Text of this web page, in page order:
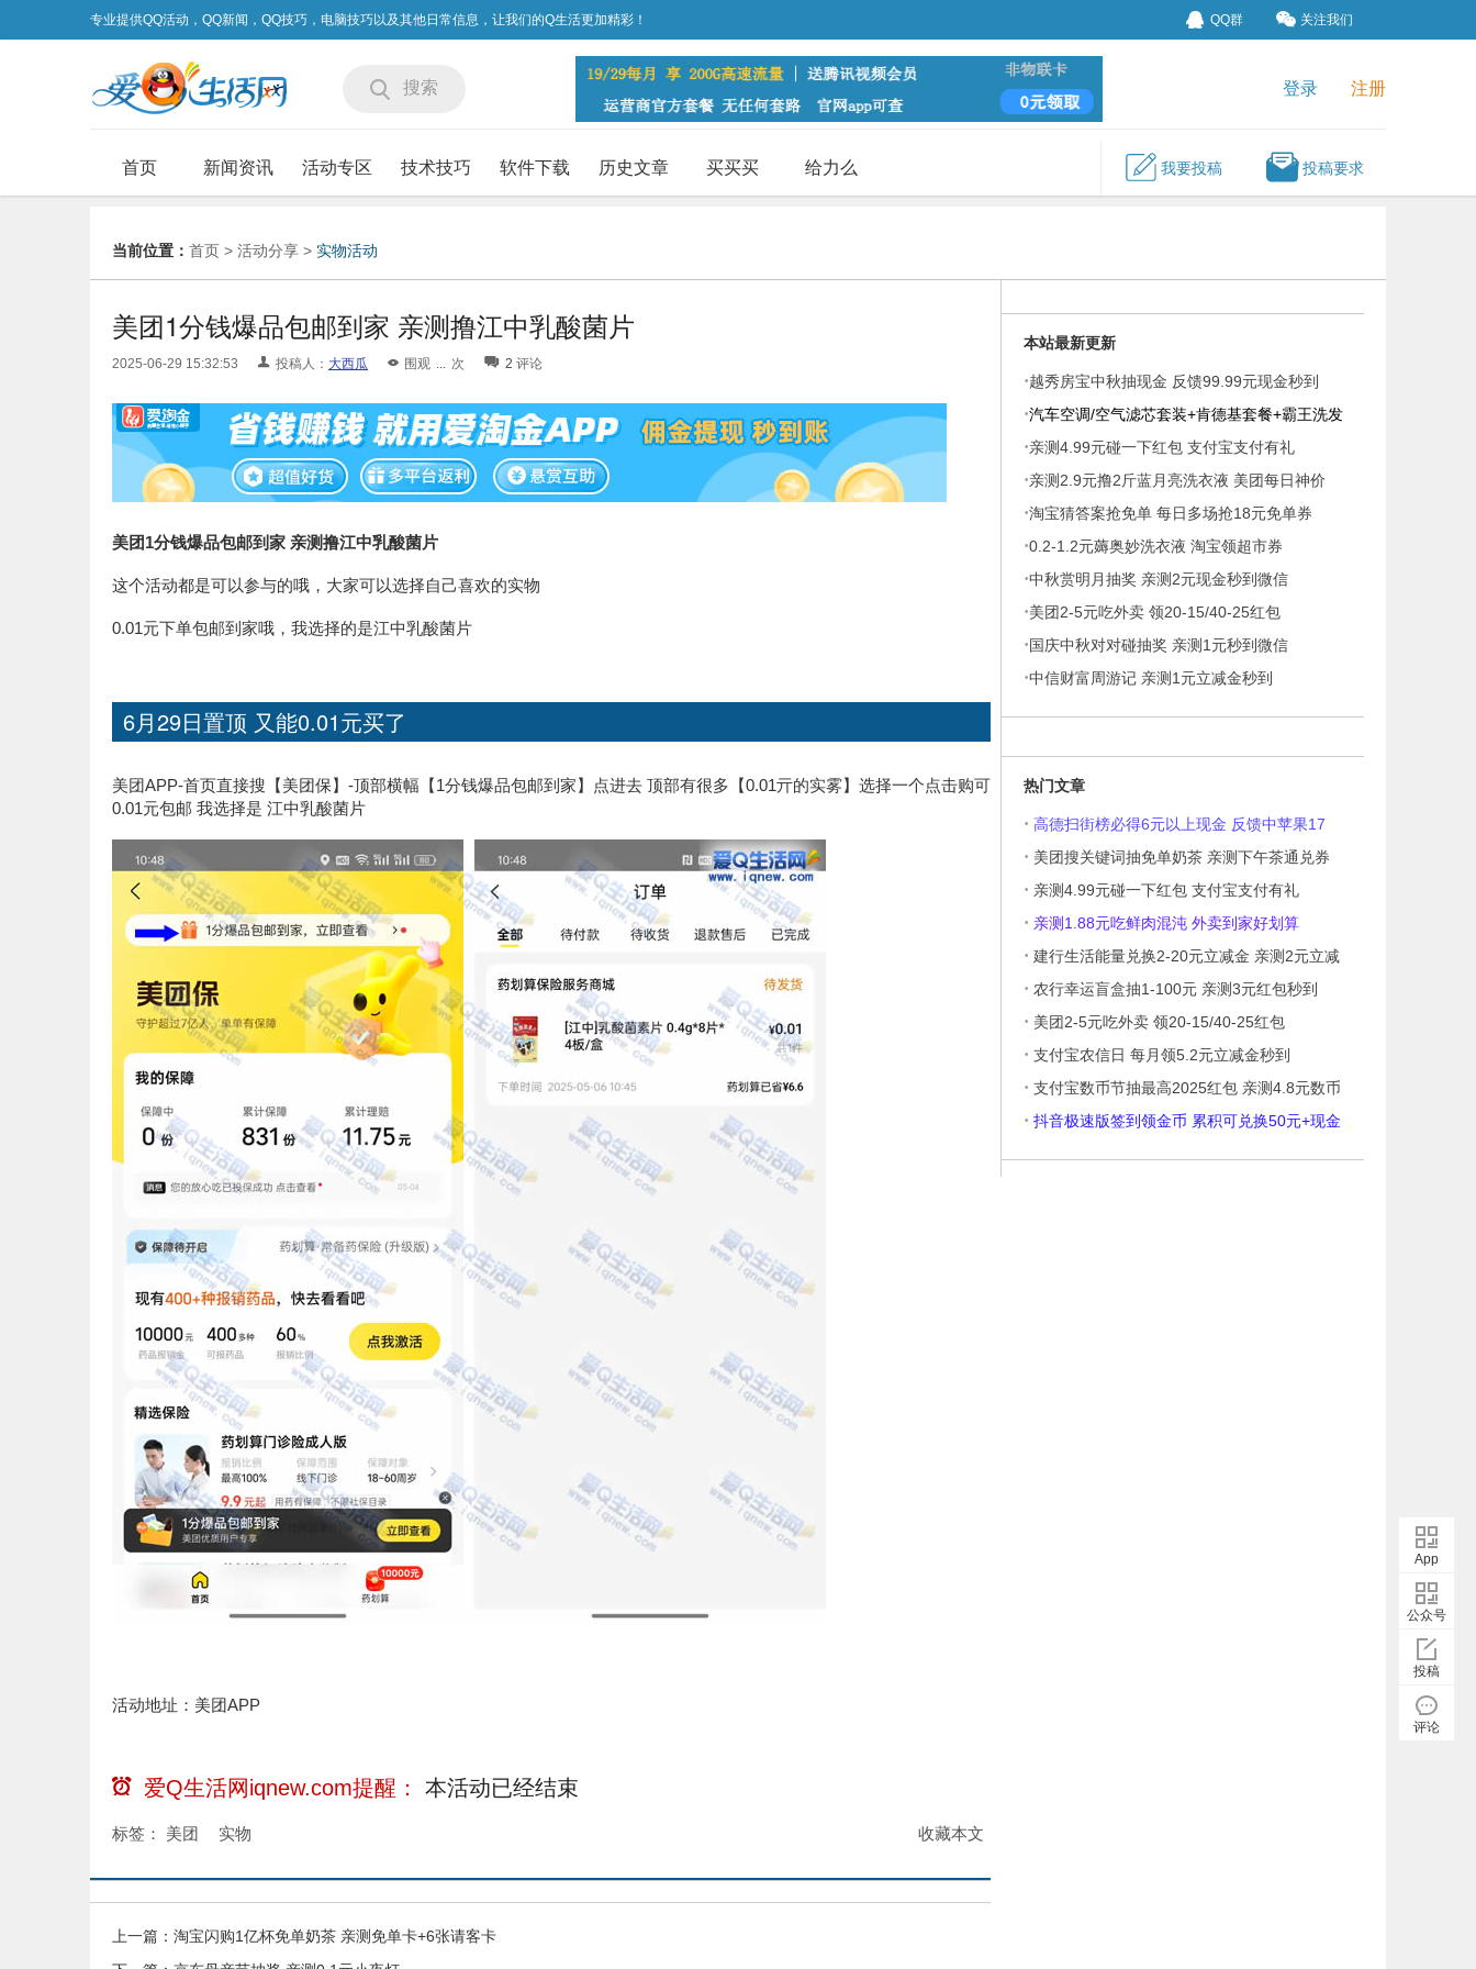
专业提供QQ活动，QQ新闻，QQ技巧，电脑技巧以及其他日常信息，让我们的Q生活更加精彩！ QQ群 关注我们
搜索 登录 注册
首页 新闻资讯 活动专区 技术技巧 软件下载 历史文章 买买买 给力么 我要投稿 投稿要求
当前位置： 首页 > 活动分享 > 实物活动
美团1分钱爆品包邮到家 亲测撸江中乳酸菌片
2025-06-29 15:32:53 投稿人： 大西瓜 围观 ... 次 2 评论
美团1分钱爆品包邮到家 亲测撸江中乳酸菌片
这个活动都是可以参与的哦，大家可以选择自己喜欢的实物
0.01元下单包邮到家哦，我选择的是江中乳酸菌片
6月29日置顶 又能0.01元买了
美团APP-首页直接搜【美团保】-顶部横幅【1分钱爆品包邮到家】点进去 顶部有很多【0.01亓的实雾】选择一个点击购可
0.01元包邮 我选择是 江中乳酸菌片
活动地址：美团APP
爱Q生活网iqnew.com提醒： 本活动已经结束
收藏本文
标签： 美团 实物
上一篇： 淘宝闪购1亿杯免单奶茶 亲测免单卡+6张请客卡
本站最新更新
·越秀房宝中秋抽现金 反馈99.99元现金秒到
·汽车空调/空气滤芯套装+肯德基套餐+霸王洗发
液
·亲测4.99元碰一下红包 支付宝支付有礼
·亲测2.9元撸2斤蓝月亮洗衣液 美团每日神价
·淘宝猜答案抢免单 每日多场抢18元免单券
·0.2-1.2元薅奥妙洗衣液 淘宝领超市券
·中秋赏明月抽奖 亲测2元现金秒到微信
·美团2-5元吃外卖 领20-15/40-25红包
·国庆中秋对对碰抽奖 亲测1元秒到微信
·中信财富周游记 亲测1元立减金秒到
热门文章
· 高德扫街榜必得6元以上现金 反馈中苹果17
· 美团搜关键词抽免单奶茶 亲测下午茶通兑券
· 亲测4.99元碰一下红包 支付宝支付有礼
· 亲测1.88元吃鲜肉混沌 外卖到家好划算
· 建行生活能量兑换2-20元立减金 亲测2元立减
· 农行幸运盲盒抽1-100元 亲测3元红包秒到
· 美团2-5元吃外卖 领20-15/40-25红包
· 支付宝农信日 每月领5.2元立减金秒到
· 支付宝数币节抽最高2025红包 亲测4.8元数币
· 抖音极速版签到领金币 累积可兑换50元+现金
App
公众号
投稿
评论